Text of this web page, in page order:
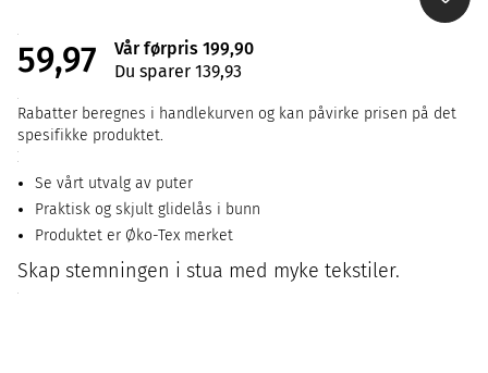
59,97
Vår førpris 199,90
Du sparer 139,93
Rabatter beregnes i handlekurven og kan påvirke prisen på det
spesifikke produktet.
Se vårt utvalg av puter
Praktisk og skjult glidelås i bunn
Produktet er Øko-Tex merket
Skap stemningen i stua med myke tekstiler.